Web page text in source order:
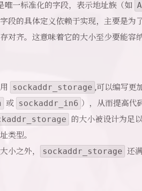
唯一标准化的字段，表示地址族（如
段的具体定义依赖于实现，主要是为
对齐。这意味着它的大小至少要能容
sockaddr_storage ,可以编写更
或 sockaddr_in6 ），从而提高代
的大小被设计为足
类型。
小之外， sockaddr_storage 还